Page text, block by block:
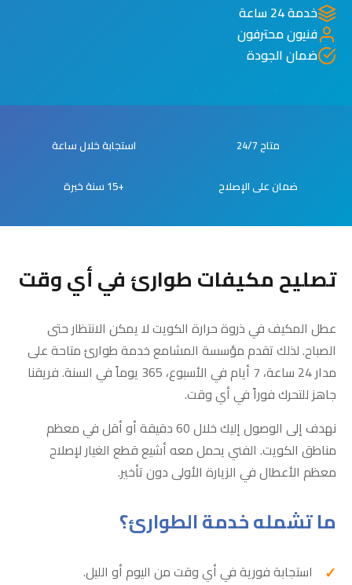
خدمة 24 ساعة
فنيون محترفون
ضمان الجودة
متاح 24/7 استجابة خلال ساعة
ضمان على الإصلاح +15 سنة خبرة
تصليح مكيفات طوارئ في أي وقت
عطل المكيف في ذروة حرارة الكويت لا يمكن الانتظار حتى
الصباح. لذلك تقدم مؤسسة المشامع خدمة طوارئ متاحة على
مدار 24 ساعة، 7 أيام في الأسبوع، 365 يوماً في السنة. فريقنا
جاهز للتحرك فوراً في أي وقت.
نهدف إلى الوصول إليك خلال 60 دقيقة أو أقل في معظم
مناطق الكويت. الفني يحمل معه أشيع قطع الغيار لإصلاح
معظم الأعطال في الزيارة الأولى دون تأخير.
ما تشمله خدمة الطوارئ؟
استجابة فورية في أي وقت من اليوم أو الليل.